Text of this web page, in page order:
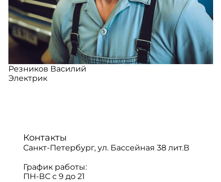
Резников Василий
Электрик
Контакты
Санкт-Петербург, ул. Бассейная 38 лит.В
График работы:
ПН-ВС с 9 до 21